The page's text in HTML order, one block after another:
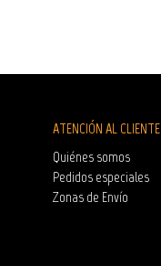
ATENCIÓN AL CLIENTE
Quiénes somos
Pedidos especiales
Zonas de Envío